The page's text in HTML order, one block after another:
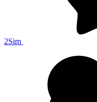
2Sim